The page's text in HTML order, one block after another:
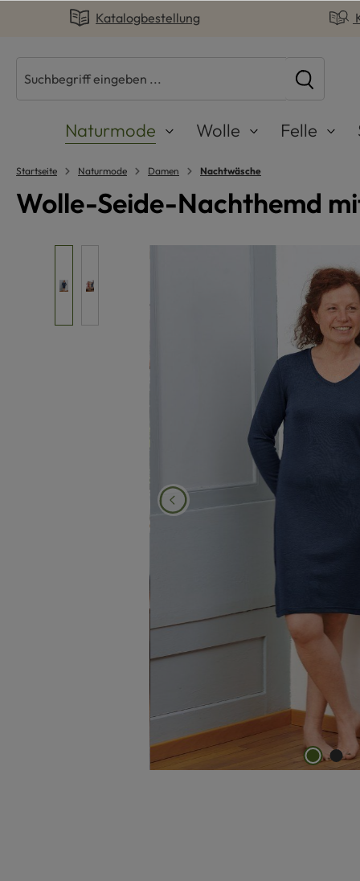
Zur Hauptnavigation springen
Katalogbestellung
Naturmode Wolle Felle
Startseite Naturmode Damen Nachtwäsche
Wolle-Seide-Nachthemd